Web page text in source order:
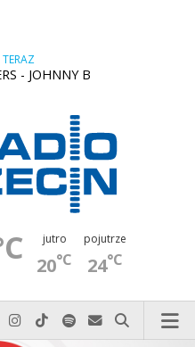
TERAZ
- JOHNNY B
jutro
20°C
pojutrze
24°C
prostu do nas zadzwoń
nas na Facebook-u
Odwiedź nas na X
Odwiedź nas na Instagram-ie
Odwiedź nas na TikTok-u
Szukaj nas na Spotify
Wyślij do nas
Szukaj